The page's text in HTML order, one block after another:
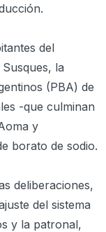
del
la
(PBA) de
-que culminan
y
borato de sodio.
deliberaciones,
del sistema
y la patronal,